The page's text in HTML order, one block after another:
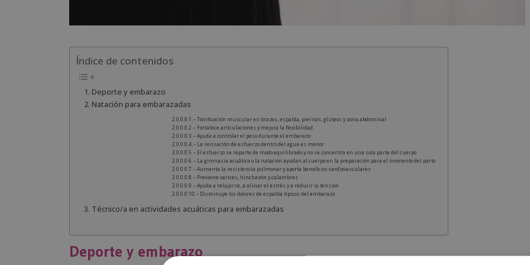
Índice de contenidos
Deporte y embarazo
Natación para embarazadas
– Tonificación muscular en brazos, espalda, piernas, glúteos y zona abdominal
– Fortalece articulaciones y mejora la flexibilidad
– Ayuda a controlar el peso durante el embarazo
– La sensación de esfuerzo dentro del agua es menor
– El esfuerzo se reparte de modo equilibrado y no se concentra en una sola parte del cuerpo
– La gimnasia acuática o la natación ayudan al cuerpo en la preparación para el momento del parto
– Aumenta la resistencia pulmonar y aporta beneficios cardiovasculares
– Previene varices, hinchazón y calambres
– Ayuda a relajarse, a aliviar el estrés y a reducir la tensión
– Disminuye los dolores de espalda típicos del embarazo
Técnico/a en actividades acuáticas para embarazadas
Deporte y embarazo